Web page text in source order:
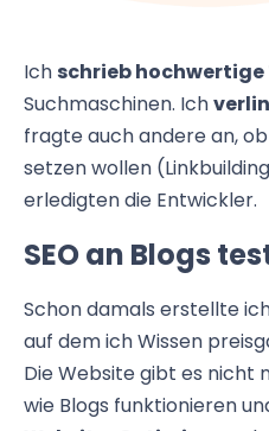
Ich schrieb hochwertige
Suchmaschinen. Ich
fragte auch andere an,
setzen wollen
erledigten die Entwickler.
SEO an Blogs
Schon damals erstellte
auf dem ich Wissen
Die Website gibt es nicht
wie Blogs funktionieren